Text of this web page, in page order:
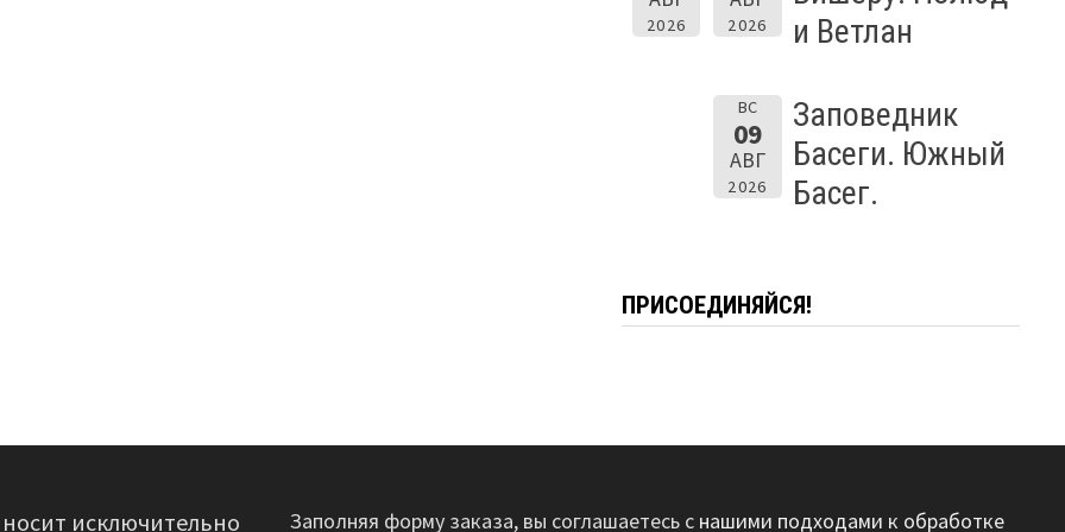
2026 2026
и Ветлан
ВС
09
АВГ
2026
Заповедник
Басеги. Южный
Басег.
ПРИСОЕДИНЯЙСЯ!
исключительно Заполняя форму заказа, вы соглашаетесь с нашими подходами к обработке